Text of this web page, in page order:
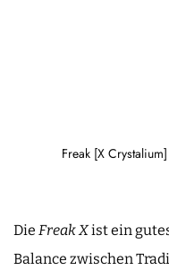
Freak [X
Die Freak Xist ein
Balance zwischen